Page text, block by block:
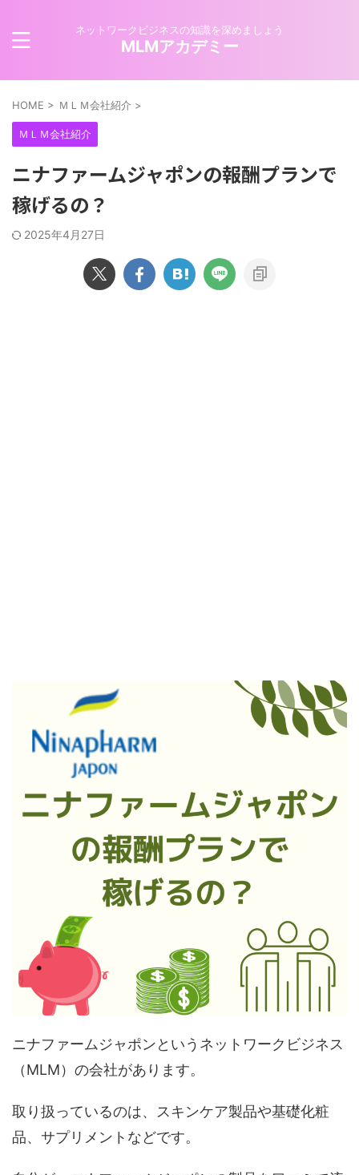
ネットワークビジネスの知識を深めましょう
MLMアカデミー
HOME > ＭＬＭ会社紹介 >
ＭＬＭ会社紹介
ニナファームジャポンの報酬プランで
稼げるの？
2025年4月27日
ニナファームジャポンというネットワークビジネス
（MLM）の会社があります。
取り扱っているのは、スキンケア製品や基礎化粧
品、サプリメントなどです。